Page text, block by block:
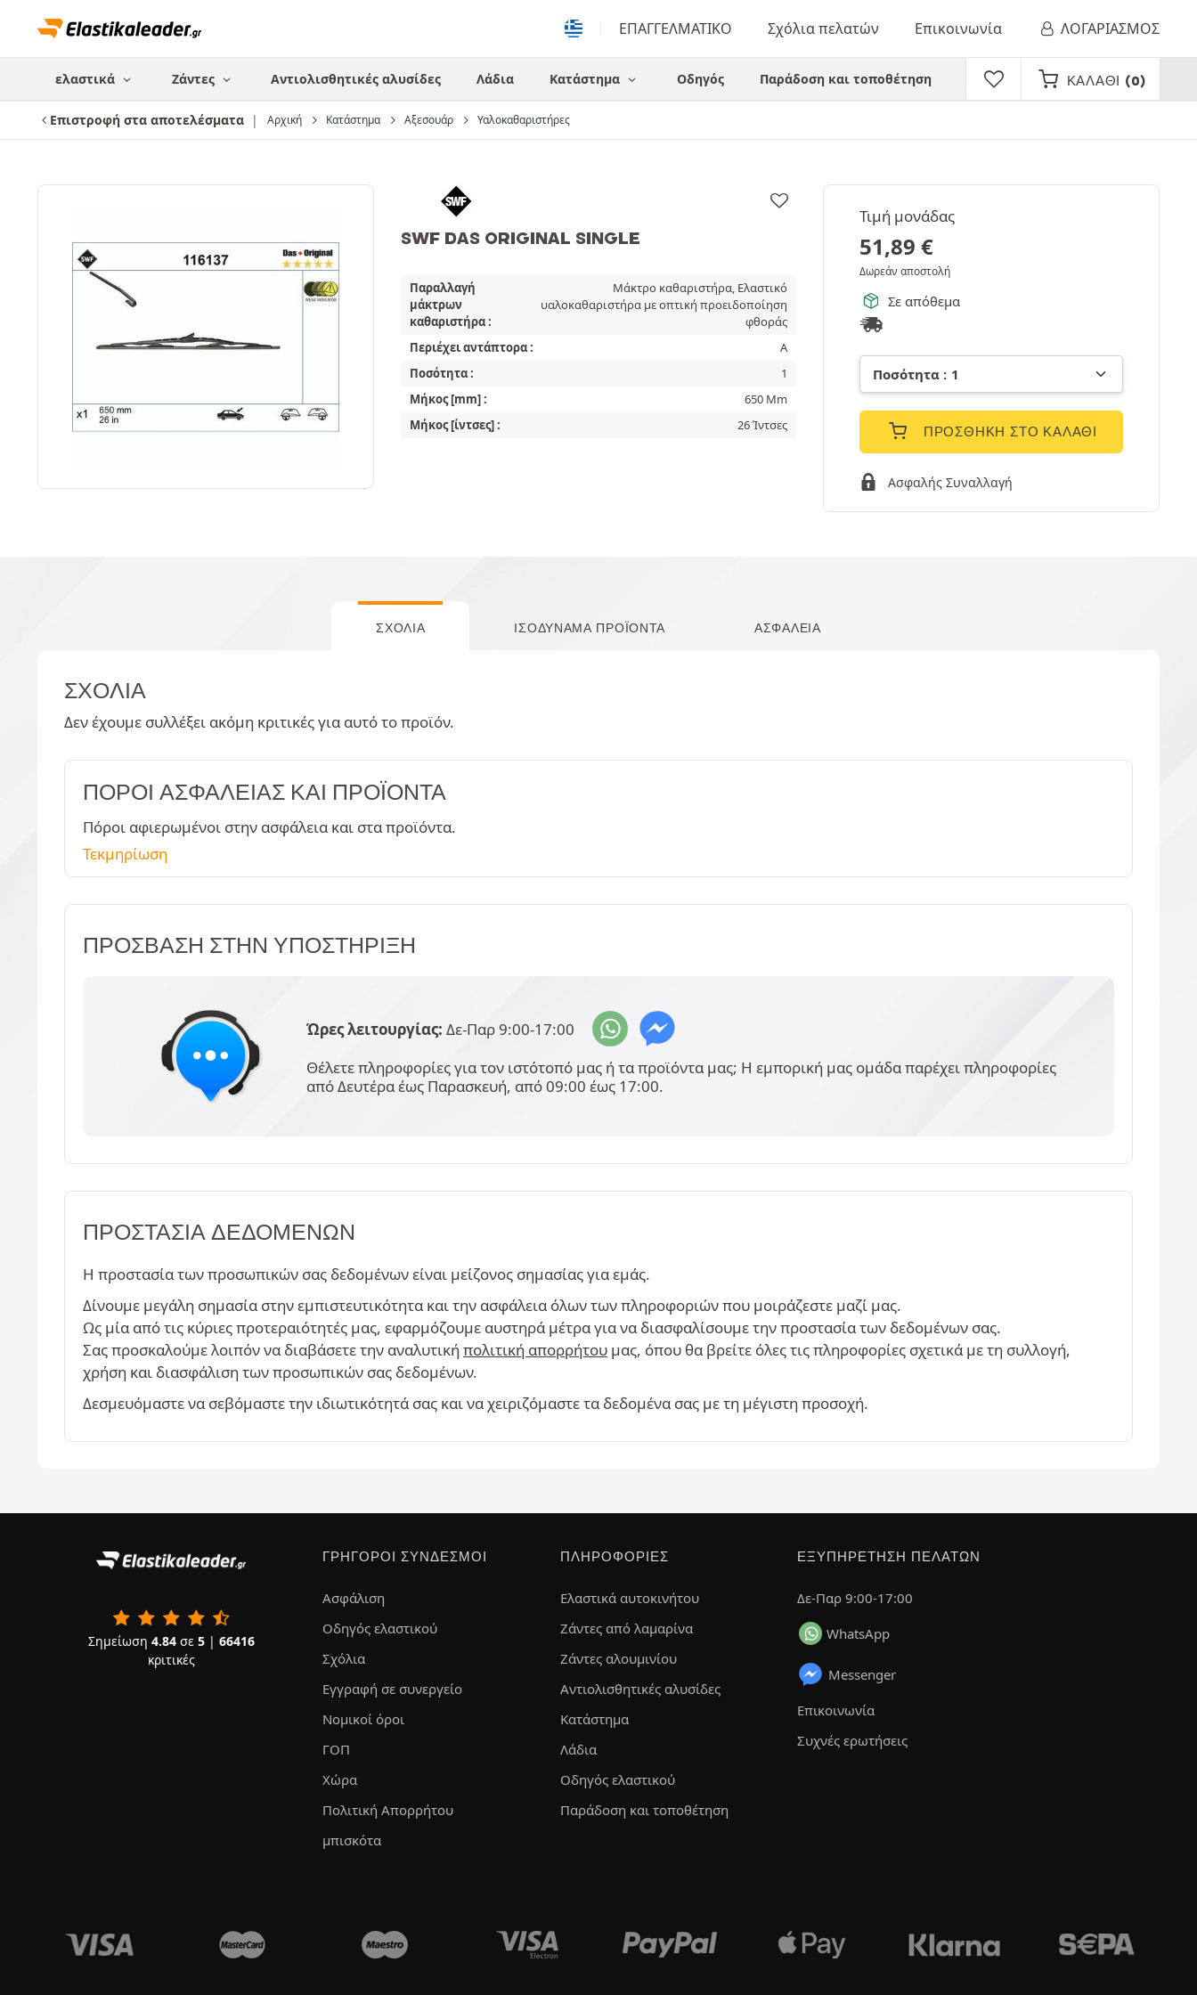
ΕΠΑΓΓΕΛΜΑΤΙΚΟ Σχόλια πελατών Επικοινωνία ΛΟΓΑΡΙΑΣΜΟΣ
ελαστικά Ζάντες Αντιολισθητικές αλυσίδες Λάδια Κατάστημα Οδηγός Παράδοση και τοποθέτηση ΚΑΛΆΘΙ (0)
Επιστροφή στα αποτελέσματα Αρχική Κατάστημα Αξεσουάρ Υαλοκαθαριστήρες
SWF DAS ORIGINAL SINGLE
Τιμή μονάδας
51,89 €
Δωρεάν αποστολή
Σε απόθεμα
ΠΡΟΣΘΉΚΗ ΣΤΟ ΚΑΛΆΘΙ
Ασφαλής Συναλλαγή
Παραλλαγή
μάκτρων
καθαριστήρα :
Μάκτρο καθαριστήρα, Ελαστικό
υαλοκαθαριστήρα με οπτική προειδοποίηση
φθοράς
Περιέχει αντάπτορα :
A
Ποσότητα :
1
Μήκος [mm] :
650 Mm
Μήκος [ίντσες] :
26 Ίντσες
ΣΧΌΛΙΑ ΙΣΟΔΎΝΑΜΑ ΠΡΟΪΌΝΤΑ ΑΣΦΆΛΕΙΑ
ΣΧΌΛΙΑ
Δεν έχουμε συλλέξει ακόμη κριτικές για αυτό το προϊόν.
ΠΌΡΟΙ ΑΣΦΑΛΕΊΑΣ ΚΑΙ ΠΡΟΪΌΝΤΑ
Πόροι αφιερωμένοι στην ασφάλεια και στα προϊόντα.
Τεκμηρίωση
ΠΡΌΣΒΑΣΗ ΣΤΗΝ ΥΠΟΣΤΉΡΙΞΗ
Ώρες λειτουργίας: Δε-Παρ 9:00-17:00
Θέλετε πληροφορίες για τον ιστότοπό μας ή τα προϊόντα μας; Η εμπορική μας ομάδα παρέχει πληροφορίες
από Δευτέρα έως Παρασκευή, από 09:00 έως 17:00.
ΠΡΟΣΤΑΣΊΑ ΔΕΔΟΜΈΝΩΝ
Η προστασία των προσωπικών σας δεδομένων είναι μείζονος σημασίας για εμάς.
Δίνουμε μεγάλη σημασία στην εμπιστευτικότητα και την ασφάλεια όλων των πληροφοριών που μοιράζεστε μαζί μας.
Ως μία από τις κύριες προτεραιότητές μας, εφαρμόζουμε αυστηρά μέτρα για να διασφαλίσουμε την προστασία των δεδομένων σας.
Σας προσκαλούμε λοιπόν να διαβάσετε την αναλυτική πολιτική απορρήτου μας, όπου θα βρείτε όλες τις πληροφορίες σχετικά με τη συλλογή,
χρήση και διασφάλιση των προσωπικών σας δεδομένων.
Δεσμευόμαστε να σεβόμαστε την ιδιωτικότητά σας και να χειριζόμαστε τα δεδομένα σας με τη μέγιστη προσοχή.
Σημείωση 4.84σε 5| 66416
κριτικές
ΓΡΉΓΟΡΟΙ ΣΎΝΔΕΣΜΟΙ
Ασφάλιση
Οδηγός ελαστικού
Σχόλια
Εγγραφή σε συνεργείο
Νομικοί όροι
ΓΟΠ
Χώρα
Πολιτική Απορρήτου
μπισκότα
ΠΛΗΡΟΦΟΡΊΕΣ
Ελαστικά αυτοκινήτου
Ζάντες από λαμαρίνα
Ζάντες αλουμινίου
Αντιολισθητικές αλυσίδες
Κατάστημα
Λάδια
Οδηγός ελαστικού
Παράδοση και τοποθέτηση
ΕΞΥΠΗΡΈΤΗΣΗ ΠΕΛΑΤΏΝ
Δε-Παρ 9:00-17:00
WhatsApp
Messenger
Επικοινωνία
Συχνές ερωτήσεις